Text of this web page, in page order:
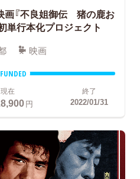
画『不良姐御伝 猪の鹿お
単行本化プロジェクト
映画
FUNDED
現在
円
終了
2022/01/31